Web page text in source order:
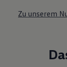
Zu unserem